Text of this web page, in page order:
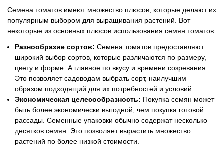
Семена томатов имеют множество плюсов, которые делают их
популярным выбором для выращивания растений. Вот
некоторые из основных плюсов использования семян томатов:
Разнообразие сортов: Семена томатов предоставляют
широкий выбор сортов, которые различаются по размеру,
цвету и форме. А главное по вкусу и времени созревания.
Это позволяет садоводам выбрать сорт, наилучшим
образом подходящий для их потребностей и условий.
Экономическая целесообразность: Покупка семян может
быть более экономически выгодной, чем покупка готовой
рассады. Семенные упаковки обычно содержат несколько
десятков семян. Это позволяет вырастить множество
растений по более низкой стоимости.